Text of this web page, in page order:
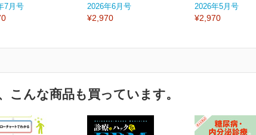
7月号
2026年6月号
¥2,970
2026年5月号
¥2,970
こんな商品も買っています。